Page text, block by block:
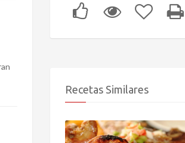
Recetas Similares